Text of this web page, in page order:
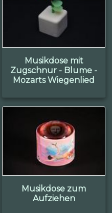
Musikdose mit
Zugschnur - Blume -
Mozarts Wiegenlied
Musikdose zum
Aufziehen